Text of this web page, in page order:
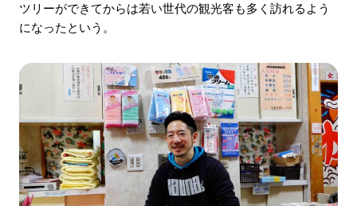
ツリーができてからは若い世代の観光客も多く訪れるよう
になったという。